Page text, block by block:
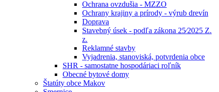
Ochrana ovzdušia - MZZO
Ochrany krajiny a prírody - výrub drevín
Doprava
Stavebný úsek - podľa zákona 25⁄2025 Z.
z.
Reklamné stavby
Vyjadrenia, stanoviská, potvrdenia obce
SHR - samostatne hospodáriaci roľník
Obecné bytové domy
Štatúty obce Makov